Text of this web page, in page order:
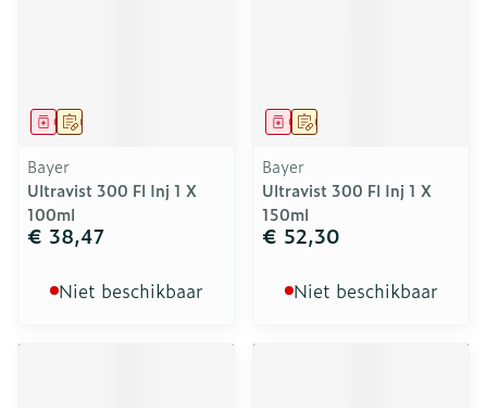
Op voorschrift
Geneesmiddel
Bayer
Ultravist 300 Fl Inj 1 X
100ml
€ 38,47
Niet beschikbaar
Op voorschrift
Geneesmiddel
Bayer
Ultravist 300 Fl Inj 1 X
150ml
€ 52,30
Niet beschikbaar